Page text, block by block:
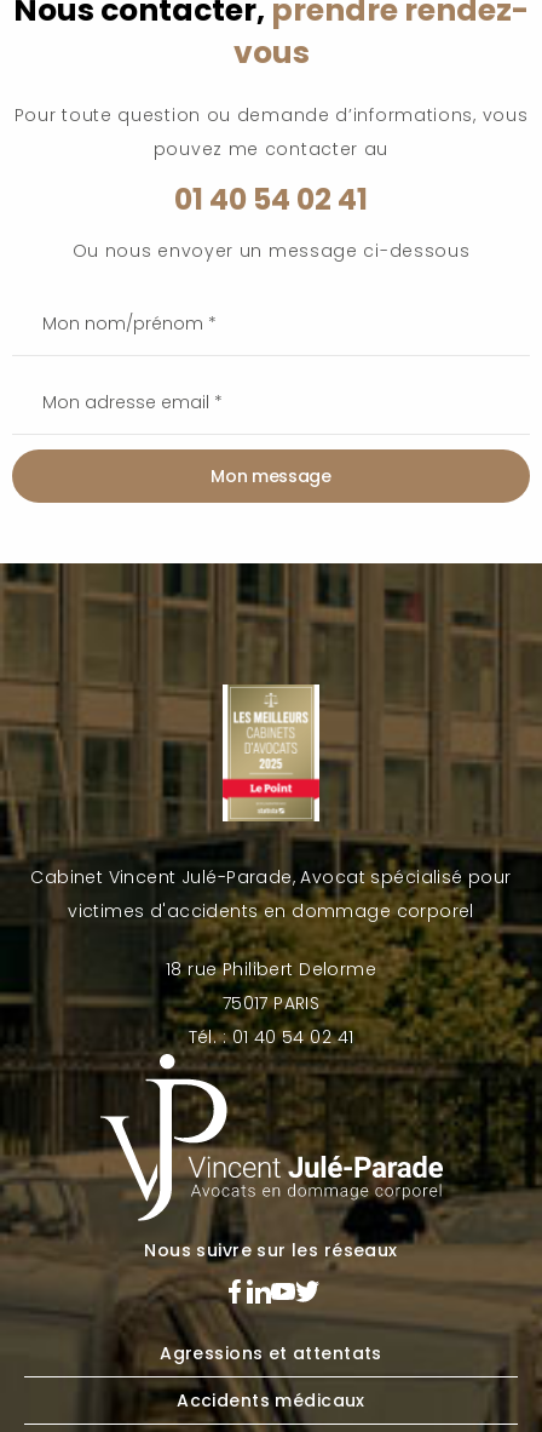
Nous contacter, prendre rendez-
vous
Pour toute question ou demande d’informations, vous
pouvez me contacter au
01 40 54 02 41
Ou nous envoyer un message ci-dessous
Mon message
Cabinet Vincent Julé-Parade, Avocat spécialisé pour
victimes d'accidents en dommage corporel
18 rue Philibert Delorme
75017 PARIS
Tél. : 01 40 54 02 41
Nous suivre sur les réseaux
Agressions et attentats
Accidents médicaux